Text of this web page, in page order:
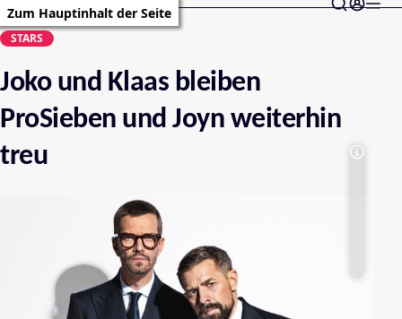
Zum Hauptinhalt der Seite
STARS
Joko und Klaas bleiben
ProSieben und Joyn weiterhin
treu